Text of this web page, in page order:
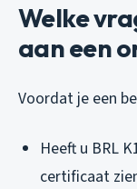
Welke
aan een
Voordat je een
Heeft u BRL
certificaat